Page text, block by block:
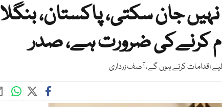
جان سکتی، پاکستان، بنگلا
کرنےکی ضرورت ہے، صدر
اقدامات کرنے ہوں گے، آصف زرداری